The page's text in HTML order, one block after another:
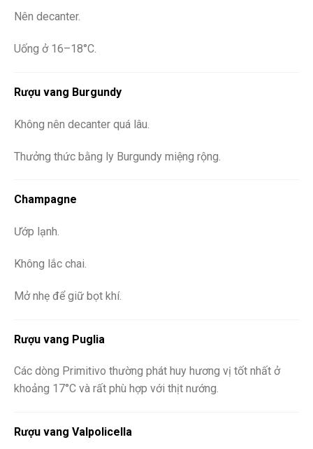
Nên decanter.
Uống ở 16–18°C.
Rượu vang Burgundy
Không nên decanter quá lâu.
Thưởng thức bằng ly Burgundy miệng rộng.
Champagne
Ướp lạnh.
Không lắc chai.
Mở nhẹ để giữ bọt khí.
Rượu vang Puglia
Các dòng Primitivo thường phát huy hương vị tốt nhất ở
khoảng 17°C và rất phù hợp với thịt nướng.
Rượu vang Valpolicella